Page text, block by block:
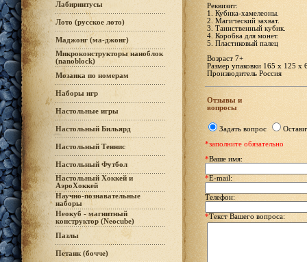
Лабиринтусы
Лото (русское лото)
Маджонг (ма-джонг)
Микроконструкторы наноблок
(nanoblock)
Мозаика по номерам
Наборы игр
Настольные игры
Настольный Бильярд
Настольный Теннис
Настольный Футбол
Настольный Хоккей и
АэроХоккей
Научно-познавательные
наборы
Неокуб - магнитный
конструктор (Neocube)
Пазлы
Петанк (бочче)
Реквизит:
1. Кубика-хамелеоны.
2. Магический захват.
3. Таинственный кубик.
4. Коробка для монет.
5. Пластиковый палец
Возраст 7+
Размер упаковки 165 х 125 х
Производитель Россия
Отзывы и
вопросы
Задать вопрос
*заполните обязательно
*Ваше имя:
*E-mail:
Телефон:
*Текст Вашего вопроса: